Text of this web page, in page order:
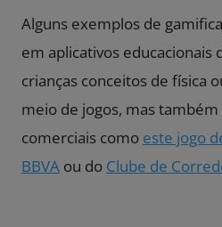
Alguns exemplos de
em aplicativos educacionais
crianças conceitos de física
meio de jogos, mas
comerciais como este jogo
BBVA ou do Clube de